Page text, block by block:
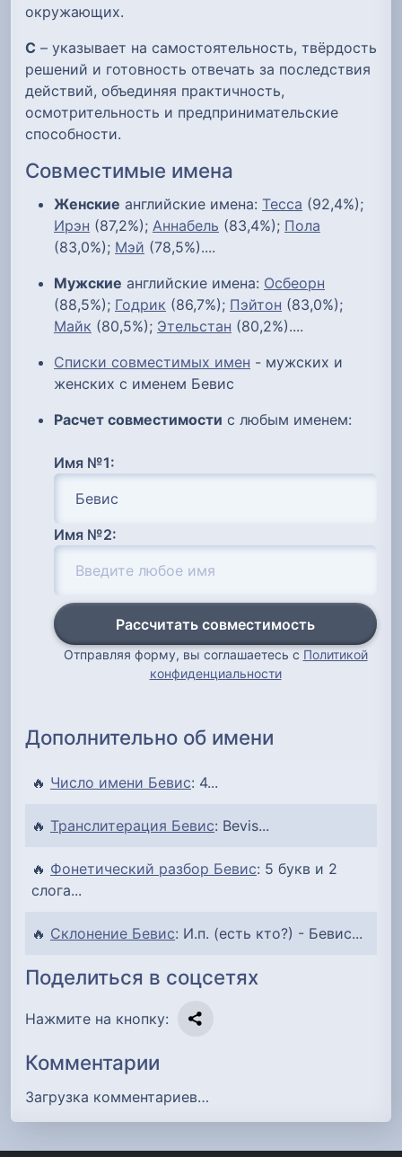
окружающих.
С – указывает на самостоятельность, твёрдость
решений и готовность отвечать за последствия
действий, объединяя практичность,
осмотрительность и предпринимательские
способности.
Совместимые имена
Женские английские имена: Тесса (92,4%);
Ирэн (87,2%); Аннабель (83,4%); Пола
(83,0%); Мэй (78,5%)....
Мужские английские имена: Осбеорн
(88,5%); Годрик (86,7%); Пэйтон (83,0%);
Майк (80,5%); Этельстан (80,2%)....
Списки совместимых имен - мужских и
женских с именем Бевис
Расчет совместимости с любым именем:
Имя №1:
Имя №2:
Рассчитать совместимость
Отправляя форму, вы соглашаетесь с Политикой
конфиденциальности
Дополнительно об имени
🔥 Число имени Бевис: 4...
🔥 Транслитерация Бевис: Bevis...
🔥 Фонетический разбор Бевис: 5 букв и 2
слога...
🔥 Склонение Бевис: И.п. (есть кто?) - Бевис...
Поделиться в соцсетях
Нажмите на кнопку:
Комментарии
Загрузка комментариев…